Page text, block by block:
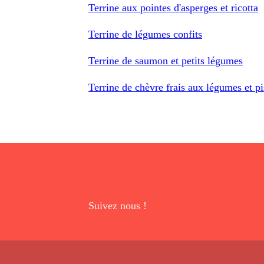
Terrine aux pointes d'asperges et ricotta
Terrine de légumes confits
Terrine de saumon et petits légumes
Terrine de chèvre frais aux légumes et
Suivez nous !